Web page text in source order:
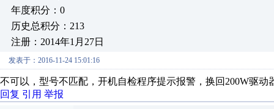
年度积分：0
历史总积分：213
注册：2014年1月27日
发表于：2016-11-24 15:01:16
不可以，型号不匹配，开机自检程序提示报警，换回200W驱动
回复 引用 举报